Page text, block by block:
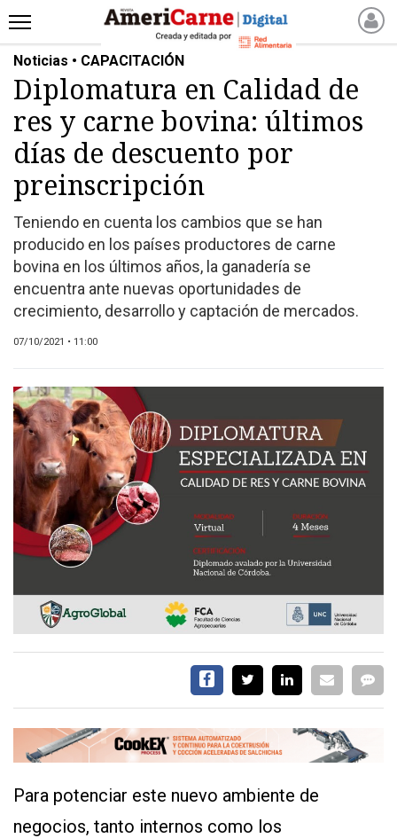
INICIO
NOTICIAS RECIENTES
NOTICIAS
ARTICULOS
PRODUCCIÓN
PROCESO
PRODUCTO
NUEVOS PRODUCTOS
MARKETPLACE
REVISTAS
DE CARNE VACUNA
EVENTOS Y
CAPACITACIONES
DIRECTORIO
CALENDARIO
MEDIA KIT
TEMAS DESTACADOS
CARNE
FRIGORIFICO
VACAS
INVESTIGACIÓN
CONCURSO
PREMIO
Noticias • CAPACITACIÓN
Diplomatura en Calidad de
res y carne bovina: últimos
días de descuento por
preinscripción
Teniendo en cuenta los cambios que se han
producido en los países productores de carne
bovina en los últimos años, la ganadería se
encuentra ante nuevas oportunidades de
crecimiento, desarrollo y captación de mercados.
07/10/2021 • 11:00
Para potenciar este nuevo ambiente de
negocios, tanto internos como los